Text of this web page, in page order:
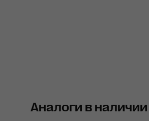
Аналоги в наличии